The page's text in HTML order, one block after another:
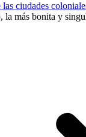
ciudades
la más bonita y